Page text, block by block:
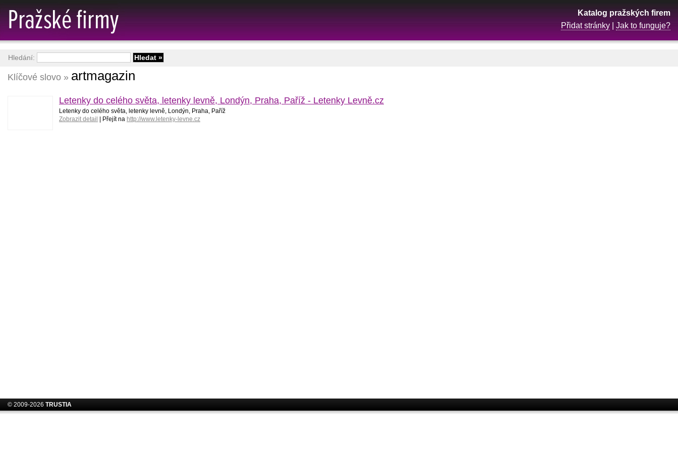
Klíčové slovo » artmagazin
Letenky do celého světa, letenky levně, Londýn, Praha, Paříž - Letenky Levně.cz
Letenky do celého světa, letenky levně, Londýn, Praha, Paříž
Zobrazit detail
| Přejít na http://www.letenky-levne.cz
Katalog pražských firem
Přidat stránky
Jak to funguje?
Hledání:
© 2009-2026 TRUSTIA